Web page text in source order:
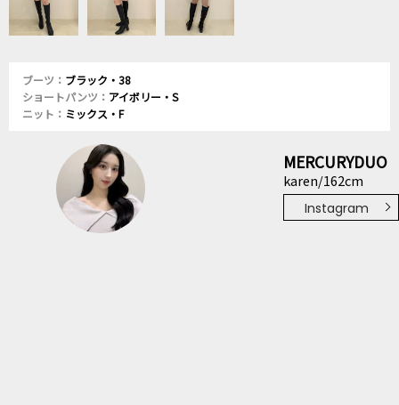
ブーツ： ブラック・38
ショートパンツ： アイボリー・S
ニット： ミックス・F
MERCURYDUO
karen/162cm
Instagram